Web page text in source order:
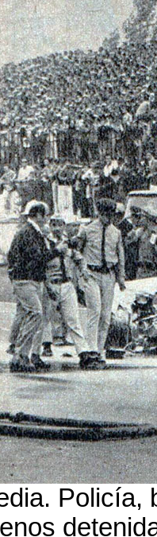
Policía,